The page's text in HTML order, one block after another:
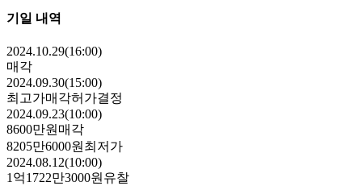
기일 내역
2024.10.29(16:00)
매각
2024.09.30(15:00)
최고가매각허가결정
2024.09.23(10:00)
8600만원 매각
8205만6000원 최저가
2024.08.12(10:00)
1억1722만3000원 유찰